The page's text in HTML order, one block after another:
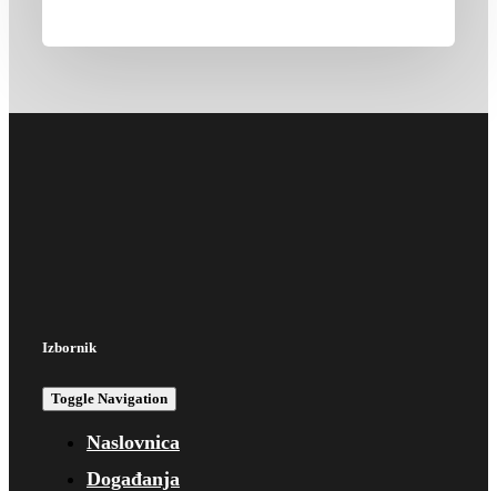
Izbornik
Toggle Navigation
Naslovnica
Događanja